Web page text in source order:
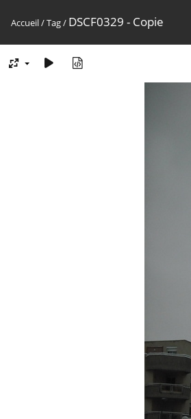
Accueil/Tag/ DSCF0329 - Copie